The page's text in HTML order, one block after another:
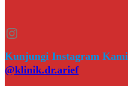
Instagram
Kunjungi Instagram Kami
@klinik.dr.arief